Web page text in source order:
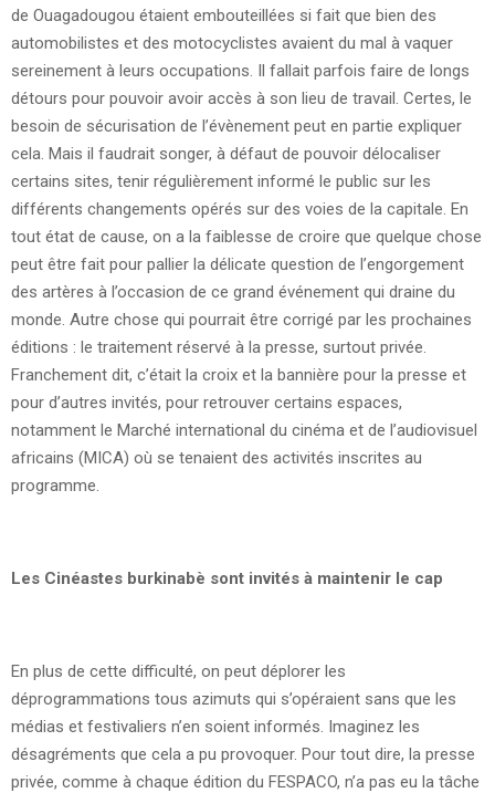
de Ouagadougou étaient embouteillées si fait que bien des
automobilistes et des motocyclistes avaient du mal à vaquer
sereinement à leurs occupations. Il fallait parfois faire de longs
détours pour pouvoir avoir accès à son lieu de travail. Certes, le
besoin de sécurisation de l’évènement peut en partie expliquer
cela. Mais il faudrait songer, à défaut de pouvoir délocaliser
certains sites, tenir régulièrement informé le public sur les
différents changements opérés sur des voies de la capitale. En
tout état de cause, on a la faiblesse de croire que quelque chose
peut être fait pour pallier la délicate question de l’engorgement
des artères à l’occasion de ce grand événement qui draine du
monde. Autre chose qui pourrait être corrigé par les prochaines
éditions : le traitement réservé à la presse, surtout privée.
Franchement dit, c’était la croix et la bannière pour la presse et
pour d’autres invités, pour retrouver certains espaces,
notamment le Marché international du cinéma et de l’audiovisuel
africains (MICA) où se tenaient des activités inscrites au
programme.
Les Cinéastes burkinabè sont invités à maintenir le cap
En plus de cette difficulté, on peut déplorer les
déprogrammations tous azimuts qui s’opéraient sans que les
médias et festivaliers n’en soient informés. Imaginez les
désagréments que cela a pu provoquer. Pour tout dire, la presse
privée, comme à chaque édition du FESPACO, n’a pas eu la tâche